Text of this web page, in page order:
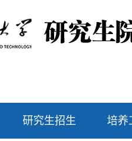
研究生招生 培养